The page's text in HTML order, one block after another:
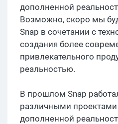
дополненной
Возможно, скоро мы
Snap в сочетании с
создания более
привлекательного
реальностью.
В прошлом Snap
различными
дополненной